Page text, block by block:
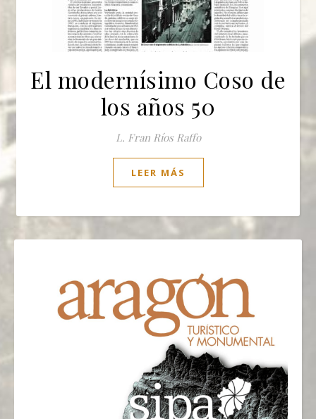
El modernísimo Coso de
los años 50
L. Fran Ríos Raffo
LEER MÁS